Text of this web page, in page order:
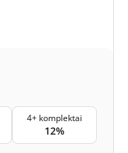
4+ komplektai
12%